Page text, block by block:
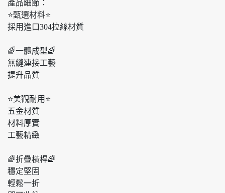
產品細節：
⭐️甄選材料⭐️
採用進口304拉絲材質
🌈一體成型🌈
無縫連接工藝
提升品質
⭐️美觀耐用⭐️
五金材質
材料厚實
工藝精緻
🌈折疊橫桿🌈
穩定堅固
輕鬆一折